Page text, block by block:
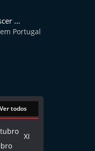
...
Portugal
Ver todos
XI